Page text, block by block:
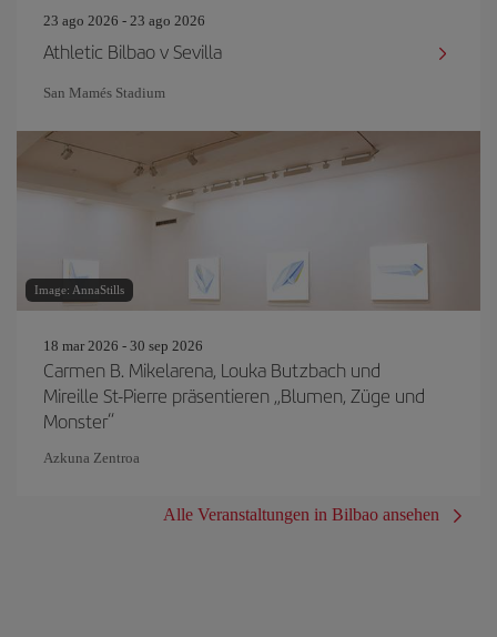
23 ago 2026 - 23 ago 2026
Athletic Bilbao v Sevilla
San Mamés Stadium
Image: AnnaStills
18 mar 2026 - 30 sep 2026
Carmen B. Mikelarena, Louka Butzbach und
Mireille St-Pierre präsentieren „Blumen, Züge und
Monster“
Azkuna Zentroa
Alle Veranstaltungen in Bilbao ansehen